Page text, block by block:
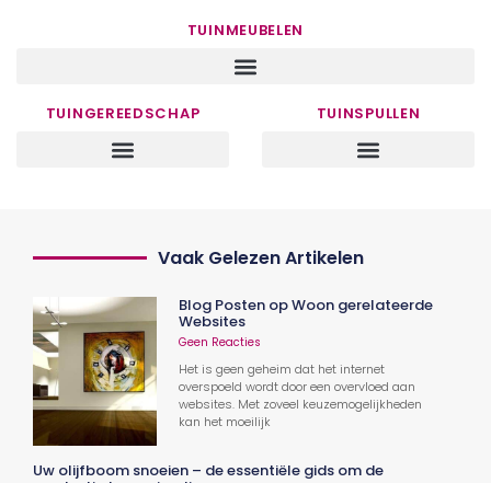
TUINMEUBELEN
TUINGEREEDSCHAP TUINSPULLEN
Vaak Gelezen Artikelen
Blog Posten op Woon gerelateerde
Websites
Geen Reacties
Het is geen geheim dat het internet
overspoeld wordt door een overvloed aan
websites. Met zoveel keuzemogelijkheden
kan het moeilijk
Uw olijfboom snoeien – de essentiële gids om de